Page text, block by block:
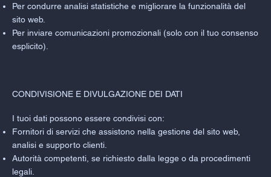
Per condurre analisi statistiche e migliorare la funzionalità del
sito web.
Per inviare comunicazioni promozionali (solo con il tuo consenso
esplicito).
CONDIVISIONE E DIVULGAZIONE DEI DATI
I tuoi dati possono essere condivisi con:
Fornitori di servizi che assistono nella gestione del sito web,
analisi e supporto clienti.
Autorità competenti, se richiesto dalla legge o da procedimenti
legali.